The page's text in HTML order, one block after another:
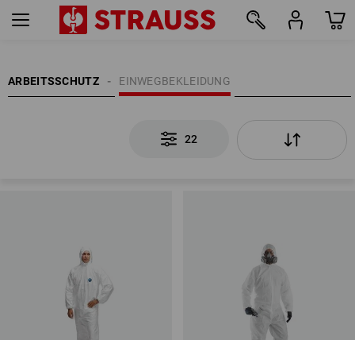
ARBEITSSCHUTZ EINWEGBEKLEIDUNG
22
22